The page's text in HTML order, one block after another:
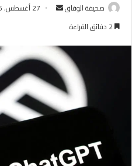
صحيفة الوفاق
أرسل 27 أغسطس، 2025